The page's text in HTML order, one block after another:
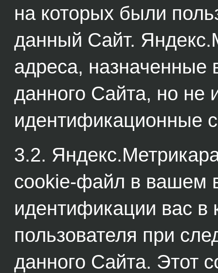
на которых были
данный Сайт.
адреса,
данного Сайта, но не
идентификационные
3.2.
cookie-файл в вашем
идентификации вас в
пользователя при
данного Сайта. Этот